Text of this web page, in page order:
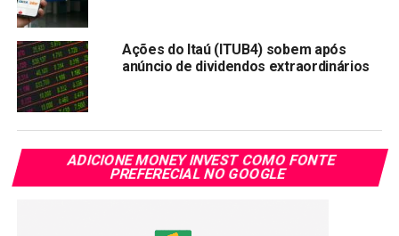
Copy
Link
WhatsApp
TÓPICOS RELACIONADOS: ITUB4
PRÓXIMA:
Bradesco planeja fechar 300 agências no ano que
vem
NÃO PERCA:
Bolsa de valores: Horário de encerramento será às
Ações do Itaú (ITUB4) sobem após
anúncio de dividendos extraordinários
ADICIONE MONEY INVEST COMO FONTE
PREFERECIAL NO GOOGLE